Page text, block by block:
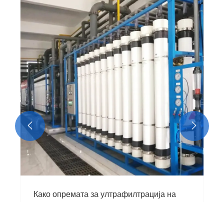
Како опремата за ултрафилтрација на
 